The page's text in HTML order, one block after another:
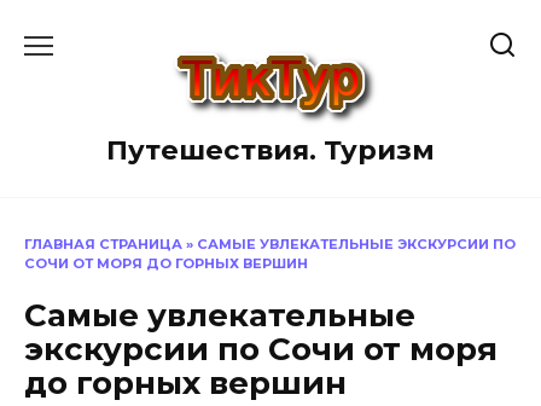
Путешествия. Туризм
ГЛАВНАЯ СТРАНИЦА » САМЫЕ УВЛЕКАТЕЛЬНЫЕ ЭКСКУРСИИ ПО
СОЧИ ОТ МОРЯ ДО ГОРНЫХ ВЕРШИН
Самые увлекательные
экскурсии по Сочи от моря
до горных вершин